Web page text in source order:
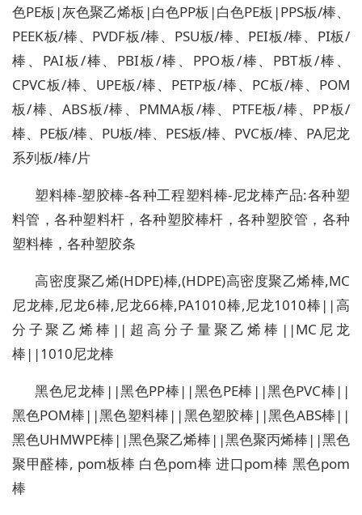
色PE板|灰色聚乙烯板|白色PP板|白色PE板|PPS板/棒、
PEEK板/棒、PVDF板/棒、PSU板/棒、PEI板/棒、PI板/
棒、PAI板/棒、PBI板/棒、PPO板/棒、PBT板/棒、
CPVC板/棒、UPE板/棒、PETP板/棒、PC板/棒、POM
板/棒、ABS板/棒、PMMA板/棒、PTFE板/棒、PP板/
棒、PE板/棒、PU板/棒、PES板/棒、PVC板/棒、PA尼龙
系列板/棒/片
塑料棒-塑胶棒-各种工程塑料棒-尼龙棒产品:各种塑
料管，各种塑料杆，各种塑胶棒杆，各种塑胶管，各种
塑料棒，各种塑胶条
高密度聚乙烯(HDPE)棒,(HDPE)高密度聚乙烯棒,MC
尼龙棒,尼龙6棒,尼龙66棒,PA1010棒,尼龙1010棒||高
分子聚乙烯棒||超高分子量聚乙烯棒||MC尼龙
棒||1010尼龙棒
黑色尼龙棒||黑色PP棒||黑色PE棒||黑色PVC棒||
黑色POM棒||黑色塑料棒||黑色塑胶棒||黑色ABS棒||
黑色UHMWPE棒||黑色聚乙烯棒||黑色聚丙烯棒||黑色
聚甲醛棒, pom板棒 白色pom棒 进口pom棒 黑色pom
棒